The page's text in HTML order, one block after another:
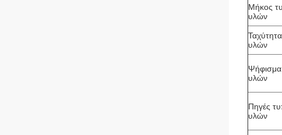
Μήκος
υλών
υλών
υλών
Πηγές
υλών